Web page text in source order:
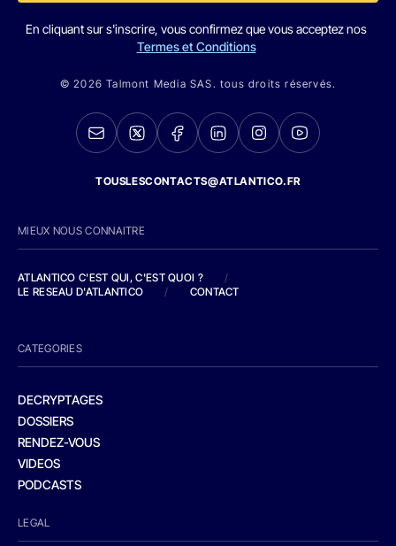
En cliquant sur s'inscrire, vous confirmez que vous acceptez nos
Termes et Conditions
© 2026 Talmont Media SAS. tous droits réservés.
TOUSLESCONTACTS@ATLANTICO.FR
MIEUX NOUS CONNAITRE
ATLANTICO C'EST QUI, C'EST QUOI ?
/
LE RESEAU D'ATLANTICO
/ CONTACT
CATEGORIES
DECRYPTAGES
DOSSIERS
RENDEZ-VOUS
VIDEOS
PODCASTS
LEGAL